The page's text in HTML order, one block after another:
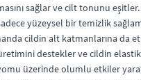
sağlar ve cilt tonunu
yüzeysel bir temizlik
cildin alt katmanlarına da
destekler ve cildin
üzerinde olumlu etkiler